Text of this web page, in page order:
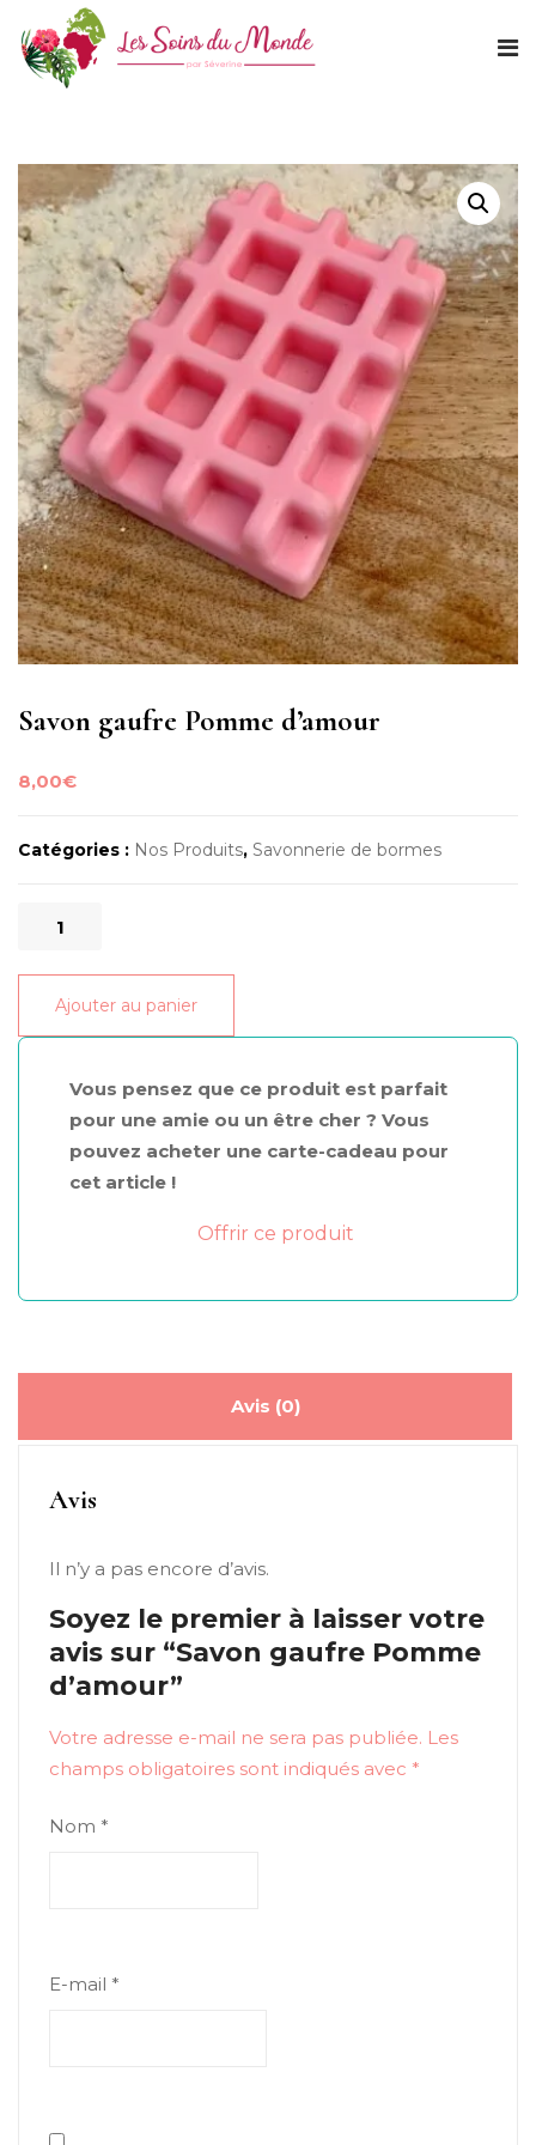
Savon gaufre Pomme d’amour
8,00€
Catégories : Nos Produits, Savonnerie de bormes
quantité
Savon
gaufre
Pomme
Ajouter au panier
Vous pensez que ce produit est parfait
pour une amie ou un être cher ? Vous
pouvez acheter une carte-cadeau pour
cet article !
Offrir ce produit
Avis (0)
Avis
Il n’y a pas encore d’avis.
Soyez le premier à laisser votre
avis sur “Savon gaufre Pomme
d’amour”
Votre adresse e-mail ne sera pas publiée. Les
champs obligatoires sont indiqués avec *
Nom *
E-mail *